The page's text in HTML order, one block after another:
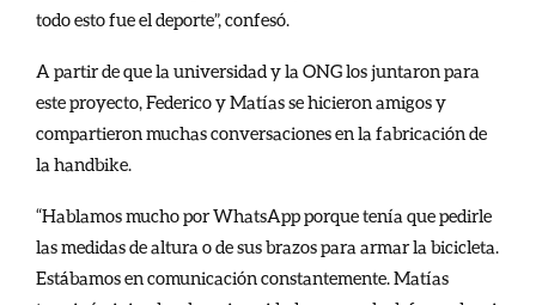
todo esto fue el deporte”, confesó.
A partir de que la universidad y la ONG los juntaron para
este proyecto, Federico y Matías se hicieron amigos y
compartieron muchas conversaciones en la fabricación de
la handbike.
“Hablamos mucho por WhatsApp porque tenía que pedirle
las medidas de altura o de sus brazos para armar la bicicleta.
Estábamos en comunicación constantemente. Matías